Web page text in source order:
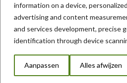
information on a device,
advertising and content
and services development, precise
identification through device
Aanpassen Alles afwijzen
Albourgh Tyres breidt uit
marktsegmenten